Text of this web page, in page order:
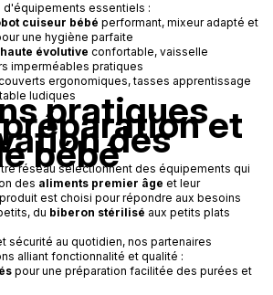
essentiels :
cuiseur bébé performant, mixeur adapté et
une hygiène parfaite
évolutive confortable, vaisselle
imperméables pratiques
ergonomiques, tasses apprentissage
ludiques
pratiqueset
des
bébé
réseau sélectionnent des équipements qui
des aliments premier âge et leur
est choisi pour répondre aux besoins
du biberon stérilisé aux petits plats
sécurité au quotidien, nos partenaires
alliant fonctionnalité et qualité :
pour une préparation facilitée des purées et